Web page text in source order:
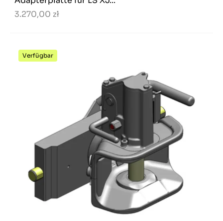
3.270,00 zł
Verfügbar